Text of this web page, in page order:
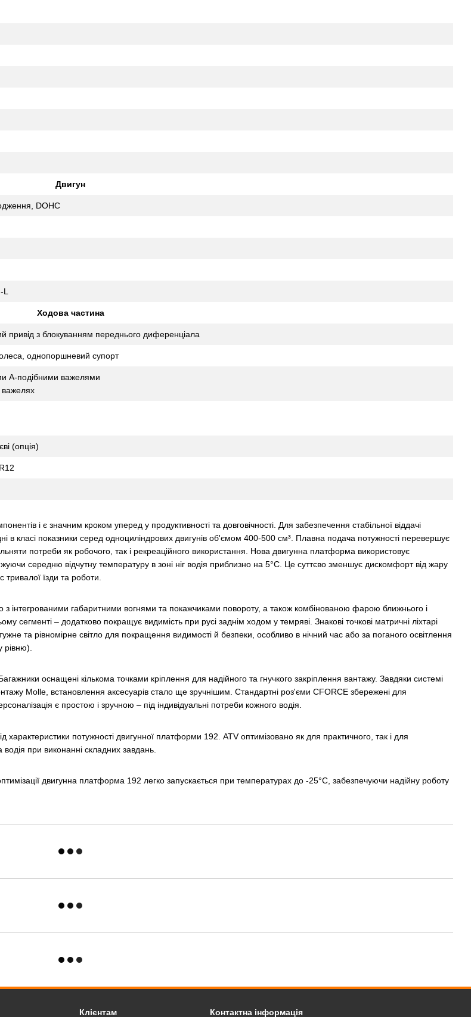
Двигун
DOHC
Ходова частина
привід з блокуванням переднього диференціала
однопоршневий супорт
А-подібними важелями
важелях
(опція)
і є значним кроком уперед у продуктивності та довговічності. Для забезпечення стабільної віддачі
в класі показники серед одноциліндрових двигунів об'ємом 400-500 см³. Плавна подача потужності перевершує
потреби як робочого, так і рекреаційного використання. Нова двигунна платформа використовує
середню відчутну температуру в зоні ніг водія приблизно на 5°C. Це суттєво зменшує дискомфорт від жару
їзди та роботи.
інтегрованими габаритними вогнями та покажчиками повороту, а також комбінованою фарою ближнього і
– додатково покращує видимість при русі заднім ходом у темряві. Знакові точкові матричні ліхтарі
та рівномірне світло для покращення видимості й безпеки, особливо в нічний час або за поганого освітлення
рівню).
оснащені кількома точками кріплення для надійного та гнучкого закріплення вантажу. Завдяки системі
Molle, встановлення аксесуарів стало ще зручнішим. Стандартні роз'єми CFORCE збережені для
є простою і зручною – під індивідуальні потреби кожного водія.
потужності двигунної платформи 192. ATV оптимізовано як для практичного, так і для
при виконанні складних завдань.
двигунна платформа 192 легко запускається при температурах до -25°C, забезпечуючи надійну роботу
Клієнтам Контактна інформація